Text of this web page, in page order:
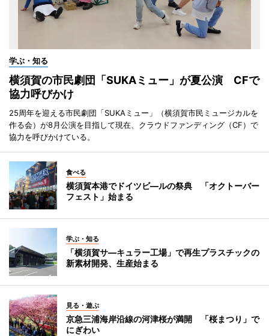
学ぶ・知る
横須賀の市民劇団「SUKAミュー」が夏公演 CFで
協力呼びかけ
25周年を迎える市民劇団「SUKAミュー」（横須賀市民ミュージカルを
作る会）が8月公演を目指して現在、クラウドファンディング（CF）で
協力を呼びかけている。
食べる
横須賀本港でドイツビ―ルの祭典 「オクトーバー
フェスト」始まる
学ぶ・知る
「横須賀サ―キュラー工場」で再生プラスチックの
新素材開発、生産始まる
見る・遊ぶ
京急三浦海岸沿線の河津桜が満開 「桜まつり」で
にぎわい